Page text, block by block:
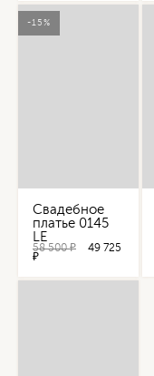
-15%
Свадебное
платье 0145
LE
58 500 ₽
49 725
₽